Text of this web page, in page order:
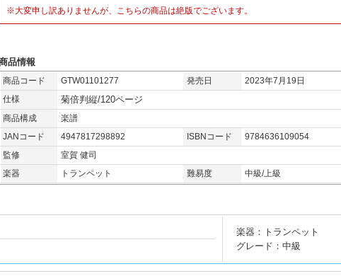
※大変申し訳ありませんが、こちらの商品は絶版でございます。
品情報
商品コード GTW01101277 発売日
2023年7月19日
仕様
菊倍判縦/120ページ
商品構成
楽譜
JANコード
4947817298892 ISBNコード
9784636109054
監修
室賀 健司
楽器
トランペット 難易度 中級/上級
楽器：トランペット
グレード：中級